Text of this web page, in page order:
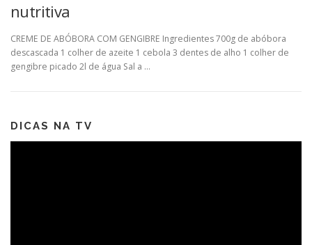
nutritiva
CREME DE ABÓBORA COM GENGIBRE Ingredientes 700g de abóbora
descascada 1 colher de azeite 1 cebola 3 dentes de alho 1 colher de
gengibre picado 2l de água Sal a …
DICAS NA TV